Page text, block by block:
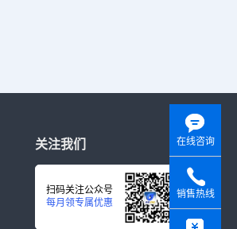
关注我们
扫码关注公众号
每月领专属优惠
在线咨询
销售热线